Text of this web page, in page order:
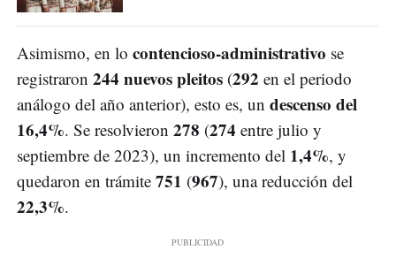
Asimismo, en lo contencioso-administrativo se
registraron 244 nuevos pleitos (292 en el periodo
análogo del año anterior), esto es, un descenso del
16,4%. Se resolvieron 278 (274 entre julio y
septiembre de 2023), un incremento del 1,4%, y
quedaron en trámite 751 (967), una reducción del
22,3%.